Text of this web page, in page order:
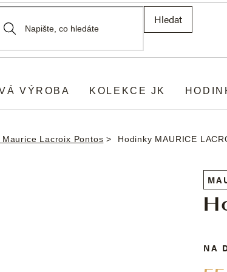
Hledat
VÝROBA KOLEKCE JK
Maurice Lacroix Pontos Hodinky MAURICE
NA